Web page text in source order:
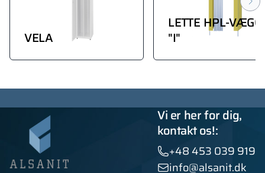
VELA
LETTE HPL-
"I"
Vi er her for dig,
kontakt os!:
+48 453 039 919
info@alsanit.dk